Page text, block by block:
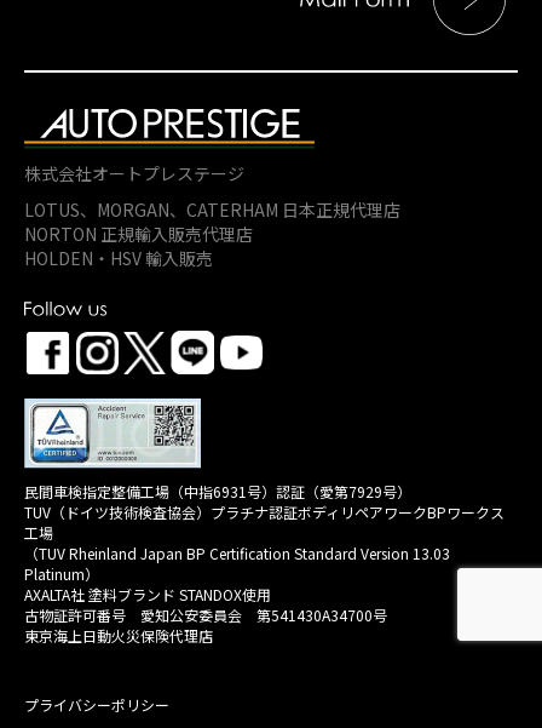
株式会社オートプレステージ
LOTUS、MORGAN、 CATERHAM 日本正規代理店
NORTON 正規輸入販売代理店
HOLDEN・HSV 輸入販売
民間車検指定整備工場（中指6931号）認証（愛第7929号）
TUV（ドイツ技術検査協会）プラチナ認証ボディリペアワークBPワークス
工場
（TUV Rheinland Japan BP Certification Standard Version 13.03
Platinum）
AXALTA社 塗料ブランド STANDOX使用
古物証許可番号 愛知公安委員会 第541430A34700号
東京海上日動火災保険代理店
プライバシーポリシー